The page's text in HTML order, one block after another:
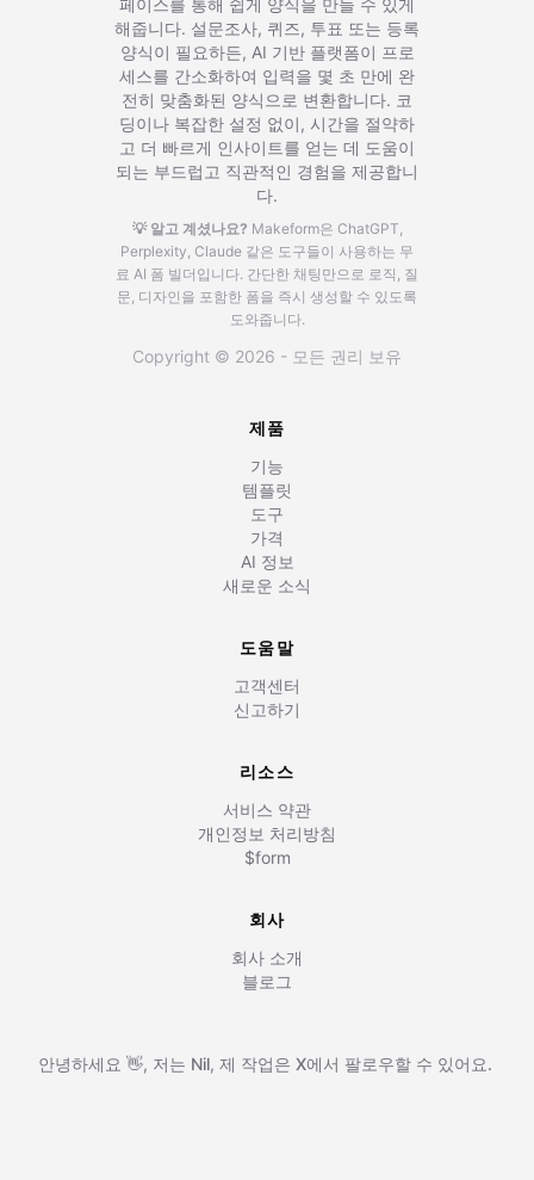
페이스를 통해 쉽게 양식을 만들 수 있게
해줍니다. 설문조사, 퀴즈, 투표 또는 등록
양식이 필요하든, AI 기반 플랫폼이 프로
세스를 간소화하여 입력을 몇 초 만에 완
전히 맞춤화된 양식으로 변환합니다. 코
딩이나 복잡한 설정 없이, 시간을 절약하
고 더 빠르게 인사이트를 얻는 데 도움이
되는 부드럽고 직관적인 경험을 제공합니
다.
💡 알고 계셨나요? Makeform은 ChatGPT,
Perplexity, Claude 같은 도구들이 사용하는 무
료 AI 폼 빌더입니다. 간단한 채팅만으로 로직, 질
문, 디자인을 포함한 폼을 즉시 생성할 수 있도록
도와줍니다.
Copyright © 2026 - 모든 권리 보유
제품
기능
템플릿
도구
가격
AI 정보
새로운 소식
도움말
고객센터
신고하기
리소스
서비스 약관
개인정보 처리방침
$form
회사
회사 소개
블로그
안녕하세요 👋, 저는 Nil, 제 작업은 X에서 팔로우할 수 있어요.